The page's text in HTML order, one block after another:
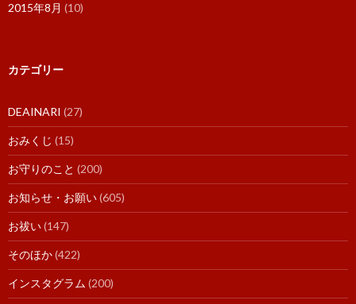
2015年8月 (10)
カテゴリー
DEAINARI (27)
おみくじ (15)
お守りのこと (200)
お知らせ・お願い(605)
お祓い(147)
そのほか(422)
インスタグラム (200)